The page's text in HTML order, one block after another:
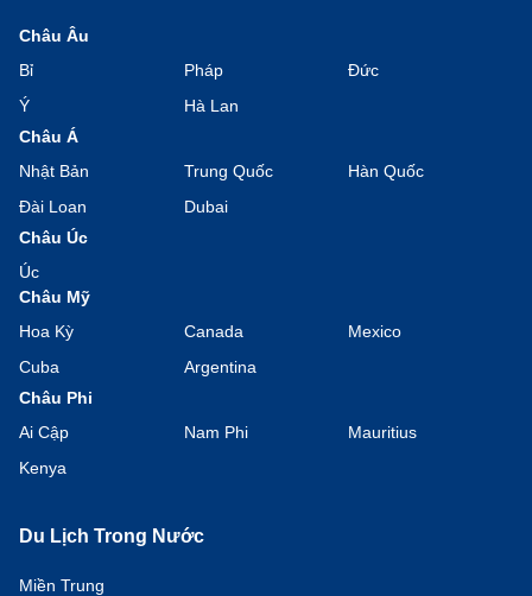
Châu Âu
Bỉ
Pháp
Đức
Ý
Hà Lan
Châu Á
Nhật Bản
Trung Quốc
Hàn Quốc
Đài Loan
Dubai
Châu Úc
Úc
Châu Mỹ
Hoa Kỳ
Canada
Mexico
Cuba
Argentina
Châu Phi
Ai Cập
Nam Phi
Mauritius
Kenya
Du Lịch Trong Nước
Miền Trung